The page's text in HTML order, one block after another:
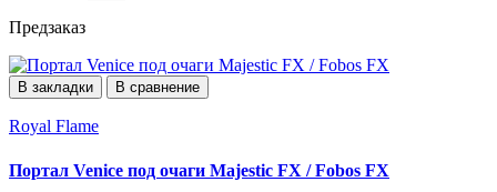
Предзаказ
В закладки В сравнение
Royal Flame
Портал Venice под очаги Majestic FX / Fobos FX